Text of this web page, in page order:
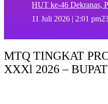
HUT ke-46 Dekranas,
11 Juli 2026 | 2:01 pm
MTQ TINGKAT
XXXl 2026 –